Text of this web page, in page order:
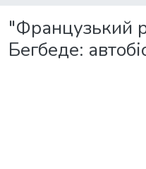
"Французький
Бегбеде: